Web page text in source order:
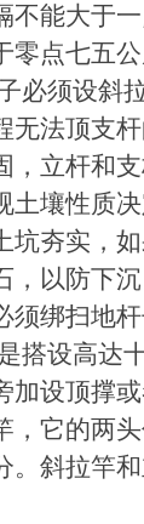
不能大于
点七五公
必须设斜
无法顶支
，立杆和
土壤性质
坑夯实，
，以防下
绑扫地杆
搭设高达
加设顶撑或
，它的两
。斜拉竿